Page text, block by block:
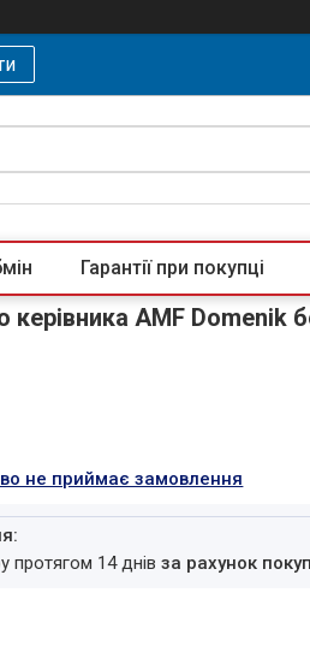
Гарантії при покупці
керівника AMF Domenik
не приймає замовлення
протягом 14 днівза рахунок